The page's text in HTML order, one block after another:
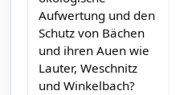
Aufwertung und den
Schutz von Bächen
und ihren Auen wie
Lauter, Weschnitz
und Winkelbach?